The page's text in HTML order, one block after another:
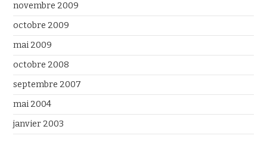
novembre 2009
octobre 2009
mai 2009
octobre 2008
septembre 2007
mai 2004
janvier 2003